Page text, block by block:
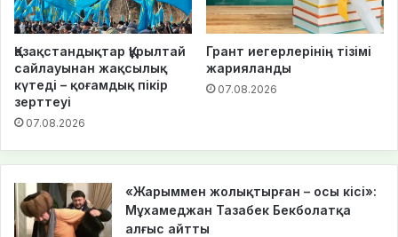
Қазақстандықтар Құрылтай
сайлауынан жақсылық
күтеді – қоғамдық пікір
зерттеуі
07.08.2026
Грант иегерлерінің тізімі
жарияланды
07.08.2026
«Жарыммен жолықтырған – осы кісі»:
Мұхамеджан Тазабек Бекболатқа
алғыс айтты